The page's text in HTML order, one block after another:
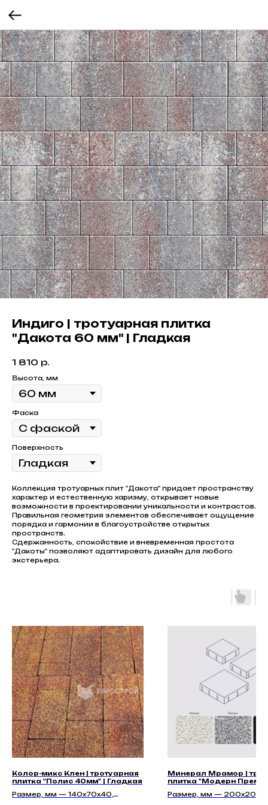
Индиго | тротуарная плитка
"Дакота 60 мм" | Гладкая
1 810 р.
Высота, мм
Фаска
Поверхность
Коллекция тротуарных плит "Дакота" придает пространству
характер и естественную харизму, открывает новые
возможности в проектировании уникальности и контрастов.
Правильная геометрия элементов обеспечивает ощущение
порядка и гармонии в благоустройстве открытых
пространств.
Сдержанность, спокойствие и вневременная простота
"Дакоты" позволяют адаптировать дизайн для любого
экстерьера.
Колор-микс Клен | тротуарная
плитка "Полис 40мм" | Гладкая
Размер, мм — 140х70х40,
Минерал Мрамор |
плитка "Модерн
Размер, мм —